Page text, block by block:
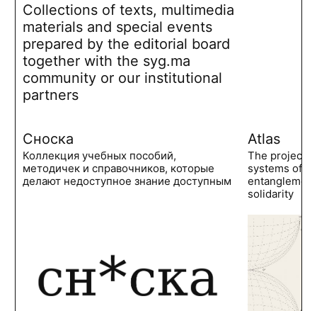
Collections of texts, multimedia
materials and special events
prepared by the editorial board
together with the syg.ma
community or our institutional
partners
Сноска
Коллекция учебных пособий,
методичек и справочников, которые
делают недоступное знание доступным
Atlas
The project
systems of
solidarity